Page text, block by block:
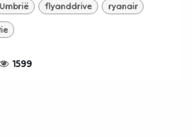
Umbrië flyanddrive ryanair
1599